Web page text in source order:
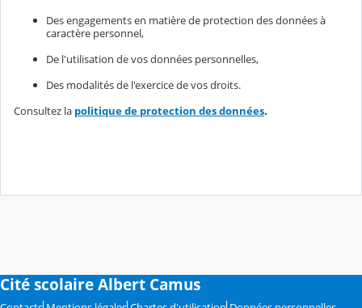
Des engagements en matière de protection des données à
caractère personnel,
De l'utilisation de vos données personnelles,
Des modalités de l'exercice de vos droits.
Consultez la politique de protection des données.
Cité scolaire Albert Camus